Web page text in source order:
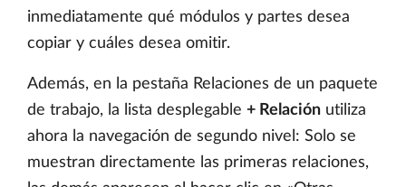
inmediatamente qué módulos y partes desea
copiar y cuáles desea omitir.
Además, en la pestaña Relaciones de un paquete
de trabajo, la lista desplegable + Relación utiliza
ahora la navegación de segundo nivel: Solo se
muestran directamente las primeras relaciones,